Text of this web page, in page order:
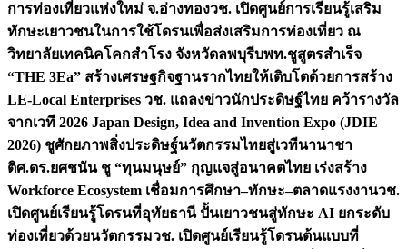
การท่องเที่ยวแห่งใหม่ จ.อ่างทองวช. เปิดศูนย์การเรียนรู้เสริม
ทักษะเยาวชนในการใช้โดรนเพื่อส่งเสริมการท่องเที่ยว ณ
วิทยาลัยเทคนิคโคกสำโรง จังหวัดลพบุรีบพท.ชูสูตรสำเร็จ
“THE 3Ea” สร้างเศรษฐกิจฐานรากไทยให้เติบโตด้วยการสร้าง
LE-Local Enterprises วช. แถลงข่าวนักประดิษฐ์ไทย คว้ารางวัล
จากเวที 2026 Japan Design, Idea and Invention Expo (JDIE
2026) ชูศักยภาพสิ่งประดิษฐ์นวัตกรรมไทยสู่เวทีนานาชา
ติศ.ดร.ยศชนัน ชู “ทุนมนุษย์” กุญแจสู่อนาคตไทย เร่งสร้าง
Workforce Ecosystem เชื่อมการศึกษา–ทักษะ–ตลาดแรงงานวช.
เปิดศูนย์เรียนรู้โดรนที่อุทัยธานี ปั้นเยาวชนสู่ทักษะ AI ยกระดับ
ท่องเที่ยวด้วยนวัตกรรมวช. เปิดศูนย์เรียนรู้โดรนต้นแบบที่